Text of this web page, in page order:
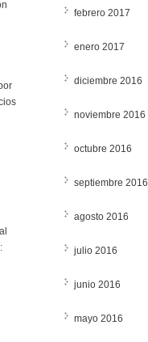
febrero 2017
enero 2017
diciembre 2016
noviembre 2016
octubre 2016
septiembre 2016
agosto 2016
julio 2016
junio 2016
mayo 2016